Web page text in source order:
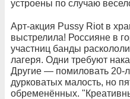
устроены по случаю
Арт-акция Pussy Riot в
выстрелила! Россияне в
участниц банды
лагеря. Одни требуют
Другие — помиловать 20-
дурковатых малость, но
обременённых.